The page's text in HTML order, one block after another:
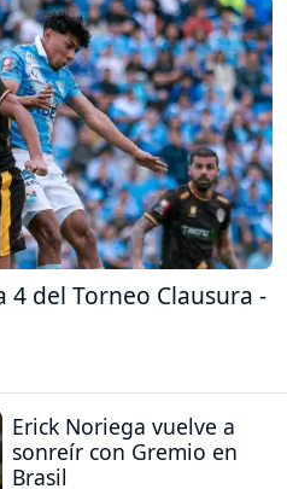
4 del Torneo Clausura -
Erick Noriega vuelve a
sonreír con Gremio en
Brasil